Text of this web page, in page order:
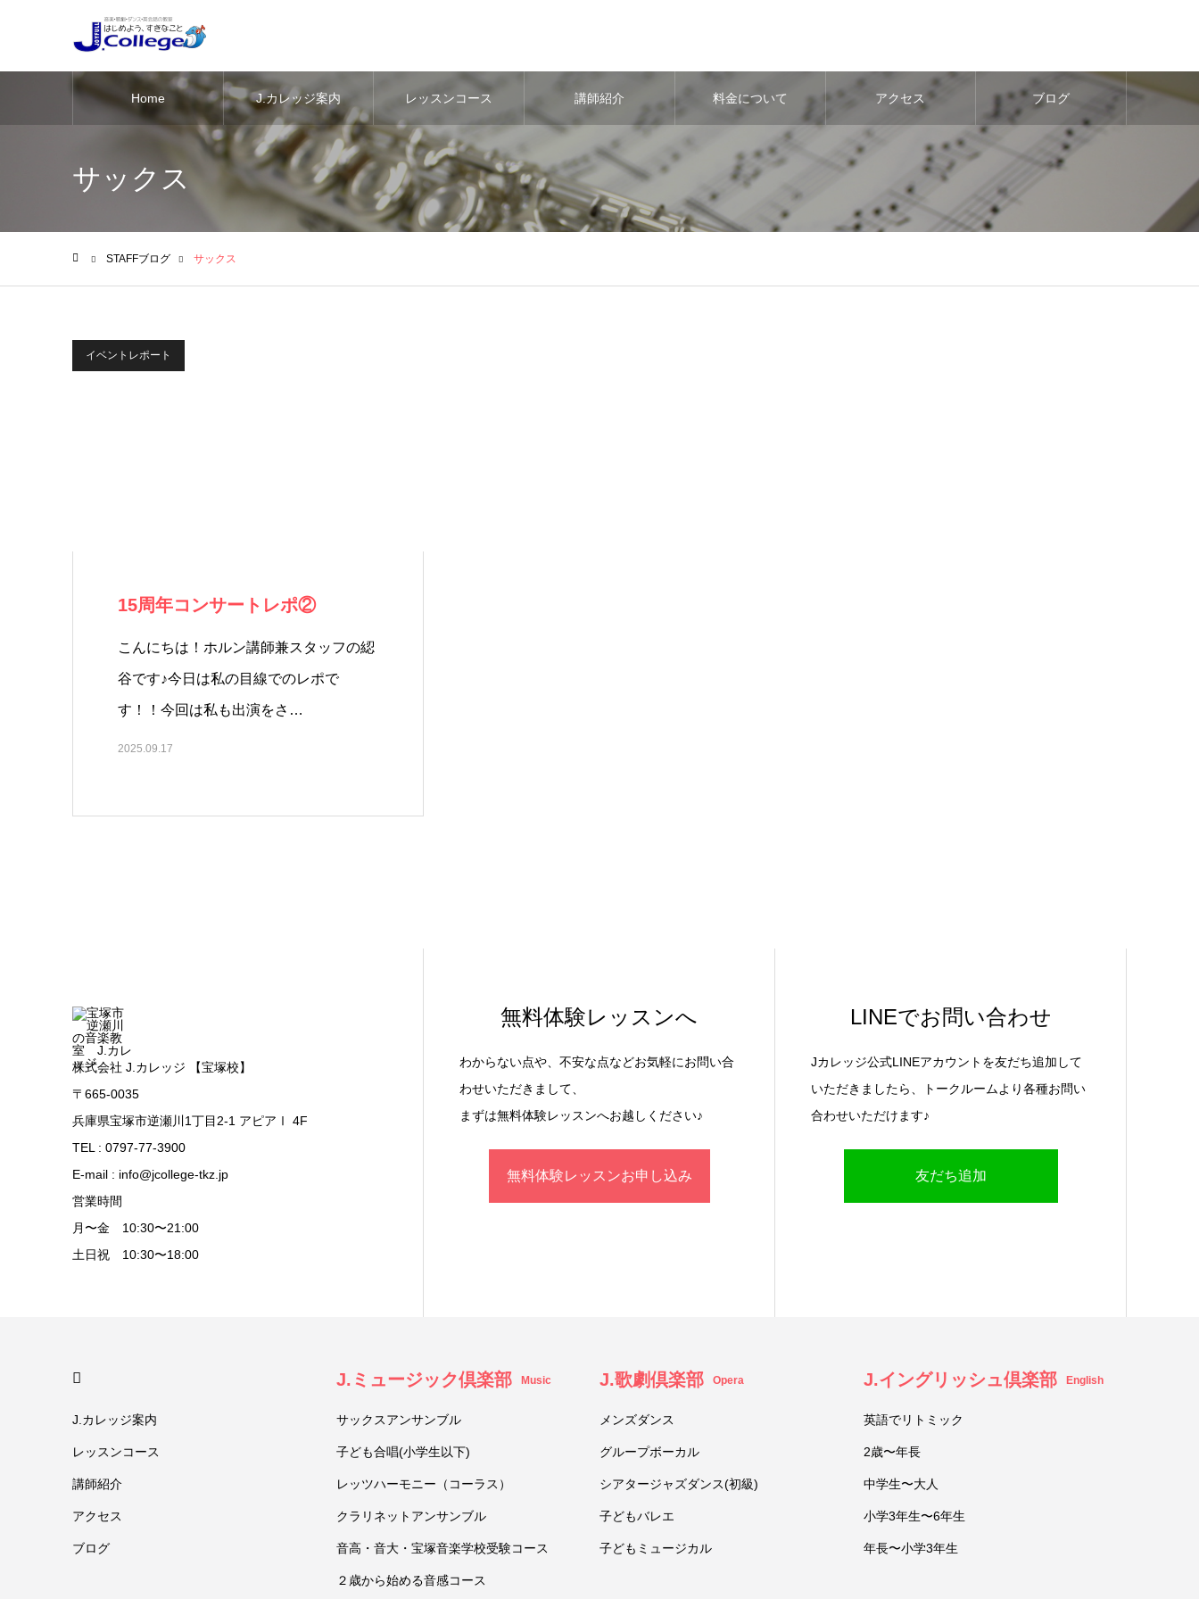
Home J.カレッジ案内 レッスンコース 講師紹介 料金について アクセス ブログ
サックス
STAFFブログ サックス
イベントレポート
15周年コンサートレポ②
こんにちは！ホルン講師兼スタッフの綛
谷です♪今日は私の目線でのレポで
す！！今回は私も出演をさ…
2025.09.17
株式会社 J.カレッジ 【宝塚校】
〒665-0035
兵庫県宝塚市逆瀬川1丁目2-1 アピアⅠ 4F
TEL : 0797-77-3900
E-mail : info@jcollege-tkz.jp
営業時間
月〜金 10:30〜21:00
土日祝 10:30〜18:00
無料体験レッスンへ
わからない点や、不安な点などお気軽にお問い合
わせいただきまして、
まずは無料体験レッスンへお越しください♪
無料体験レッスンお申し込み
LINEでお問い合わせ
Jカレッジ公式LINEアカウントを友だち追加して
いただきましたら、トークルームより各種お問い
合わせいただけます♪
友だち追加
J.カレッジ案内
レッスンコース
講師紹介
アクセス
ブログ
J.ミュージック倶楽部 Music
サックスアンサンブル
子ども合唱(小学生以下)
レッツハーモニー（コーラス）
クラリネットアンサンブル
音高・音大・宝塚音楽学校受験コース
２歳から始める音感コース
J.歌劇倶楽部 Opera
メンズダンス
グループボーカル
シアタージャズダンス(初級)
子どもバレエ
子どもミュージカル
J.イングリッシュ倶楽部 English
英語でリトミック
2歳〜年長
中学生〜大人
小学3年生〜6年生
年長〜小学3年生